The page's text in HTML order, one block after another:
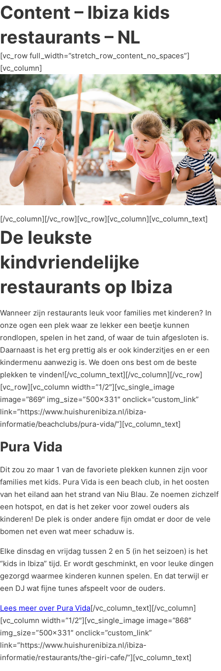
Content – Ibiza kids
restaurants – NL
[vc_row full_width=”stretch_row_content_no_spaces”]
[vc_column]
[/vc_column][/vc_row][vc_row][vc_column][vc_column_text]
De leukste
kindvriendelijke
restaurants op Ibiza
Wanneer zijn restaurants leuk voor families met kinderen? In
onze ogen een plek waar ze lekker een beetje kunnen
rondlopen, spelen in het zand, of waar de tuin afgesloten is.
Daarnaast is het erg prettig als er ook kinderzitjes en er een
kindermenu aanwezig is. We doen ons best om de beste
plekken te vinden![/vc_column_text][/vc_column][/vc_row]
[vc_row][vc_column width=”1/2″][vc_single_image
image=”869″ img_size=”500×331″ onclick=”custom_link”
link=”https://www.huishurenibiza.nl/ibiza-
informatie/beachclubs/pura-vida/”][vc_column_text]
Pura Vida
Dit zou zo maar 1 van de favoriete plekken kunnen zijn voor
families met kids. Pura Vida is een beach club, in het oosten
van het eiland aan het strand van Niu Blau. Ze noemen zichzelf
een hotspot, en dat is het zeker voor zowel ouders als
kinderen! De plek is onder andere fijn omdat er door de vele
bomen net even wat meer schaduw is.
Elke dinsdag en vrijdag tussen 2 en 5 (in het seizoen) is het
“kids in Ibiza” tijd. Er wordt geschminkt, en voor leuke dingen
gezorgd waarmee kinderen kunnen spelen. En dat terwijl er
een DJ wat fijne tunes afspeelt voor de ouders.
Lees meer over Pura Vida[/vc_column_text][/vc_column]
[vc_column width=”1/2″][vc_single_image image=”868″
img_size=”500×331″ onclick=”custom_link”
link=”https://www.huishurenibiza.nl/ibiza-
informatie/restaurants/the-giri-cafe/”][vc_column_text]